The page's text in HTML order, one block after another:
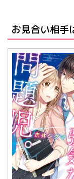
お見合い相手